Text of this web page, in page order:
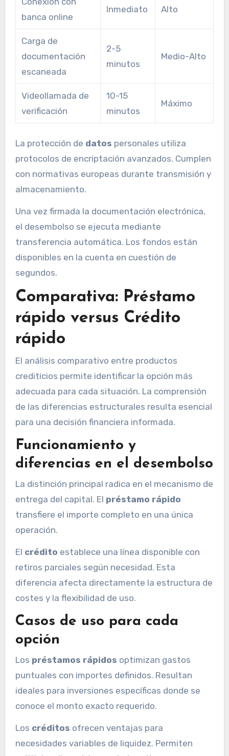
banca online
Inmediato Alto
Carga de
documentación
escaneada
2-5
minutos
Medio-Alto
Videollamada de
verificación
10-15
minutos
Máximo
La protección de datos personales utiliza
protocolos de encriptación avanzados. Cumplen
con normativas europeas durante transmisión y
almacenamiento.
Una vez firmada la documentación electrónica,
el desembolso se ejecuta mediante
transferencia automática. Los fondos están
disponibles en la cuenta en cuestión de
segundos.
Comparativa: Préstamo
rápido versus Crédito
rápido
El análisis comparativo entre productos
crediticios permite identificar la opción más
adecuada para cada situación. La comprensión
de las diferencias estructurales resulta esencial
para una decisión financiera informada.
Funcionamiento y
diferencias en el desembolso
La distinción principal radica en el mecanismo de
entrega del capital. El préstamo rápido
transfiere el importe completo en una única
operación.
El crédito establece una línea disponible con
retiros parciales según necesidad. Esta
diferencia afecta directamente la estructura de
costes y la flexibilidad de uso.
Casos de uso para cada
opción
Los préstamos rápidos optimizan gastos
puntuales con importes definidos. Resultan
ideales para inversiones específicas donde se
conoce el monto exacto requerido.
Los créditos ofrecen ventajas para
necesidades variables de liquidez. Permiten